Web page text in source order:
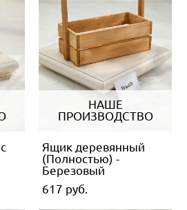
НАШЕ
ПРОИЗВОДСТВО
Ящик деревянный
(Полностью) -
Березовый
617 pуб.